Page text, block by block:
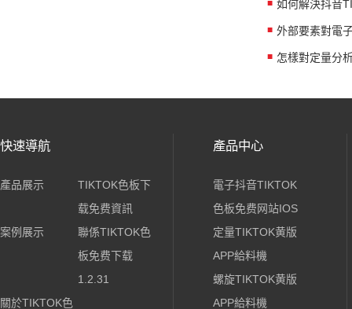
快速導航
產品展示
TIKTOK色板下
载免费資訊
案例展示
聯係TIKTOK色
板免费下载
1.2.31
關於TIKTOK色
產品中心
電子抖音TIKTOK
色板免费网站IOS
定量TIKTOK黄版
APP給料機
螺旋TIKTOK黄版
APP給料機